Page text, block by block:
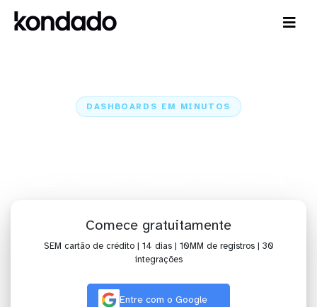
DASHBOARDS EM MINUTOS
Comece gratuitamente
SEM cartão de crédito | 14 dias | 10MM de registros | 30
integrações
Entre com o Google